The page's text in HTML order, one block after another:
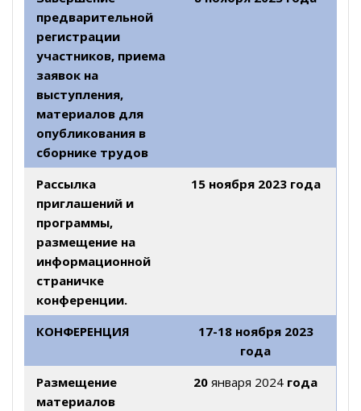
предварительной
регистрации
участников, приема
заявок на
выступления,
материалов для
опубликования в
сборнике трудов
Рассылка
приглашений и
программы,
размещение на
информационной
страничке
конференции.
15 ноября 2023 года
КОНФЕРЕНЦИЯ
17-18 ноября 2023
года
Размещение
материалов
20 января 2024 года